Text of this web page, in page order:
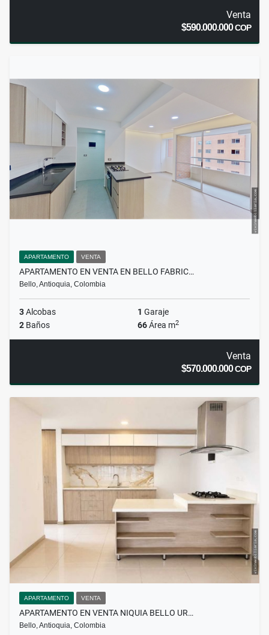
Venta
$590.000.000COP
APARTAMENTO VENTA
APARTAMENTO EN VENTA EN BELLO FABRIC…
Bello, Antioquia, Colombia
3Alcobas 1 Garaje
2 Baños 66Área m2
Venta
$570.000.000COP
APARTAMENTO VENTA
APARTAMENTO EN VENTA NIQUIA BELLO UR…
Bello, Antioquia, Colombia